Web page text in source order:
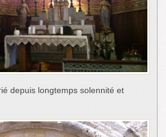
depuis longtemps solennité et